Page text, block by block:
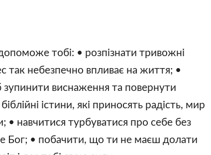
тобі: • розпізнати тривожні
так небезпечно впливає на життя; •
виснаження та повернути
істини, які приносять радість, мир
• навчитися турбуватися про себе без
Бог; • побачити, що ти не маєш долати